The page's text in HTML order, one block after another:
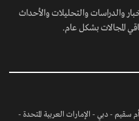
والدراسات والتحليلات والأحداث
المجالات بشكل عام.
سقيم - دبي - الإمارات العربية المتحدة -